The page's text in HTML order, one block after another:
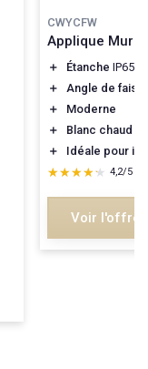
CWYCFW
Applique
＋ Étanche IP65
＋
Angle de
＋
Moderne
＋
Blanc chaud
＋
Idéale pour
★★★★★
★★★★★ 4,2/5
Voir l'offre